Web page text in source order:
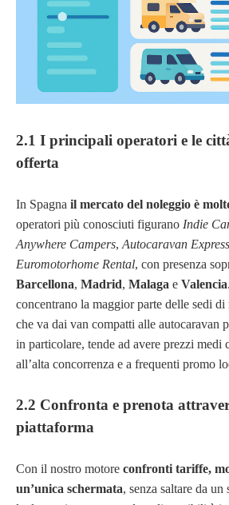
2.1 I principali operatori e le
offerta
In Spagna il mercato del noleggio è
operatori più conosciuti figurano Indie
Anywhere Campers, Autocaravan Express
Euromotorhome Rental, con presenza
Barcellona, Madrid, Malaga e Valencia
concentrano la maggior parte delle sedi
che va dai van compatti alle autocaravan
in particolare, tende ad avere prezzi medi
all’alta concorrenza e a frequenti promo
2.2 Confronta e prenota
piattaforma
Con il nostro motore confronti tariffe,
un’unica schermata, senza saltare da